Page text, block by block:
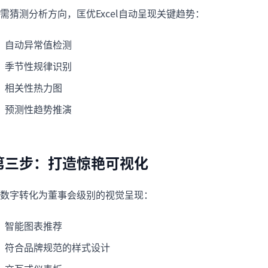
猜测分析方向，匡优Excel自动呈现关键趋势：
自动异常值检测
季节性规律识别
相关性热力图
预测性趋势推演
三步：打造惊艳可视化
字转化为董事会级别的视觉呈现：
智能图表推荐
符合品牌规范的样式设计